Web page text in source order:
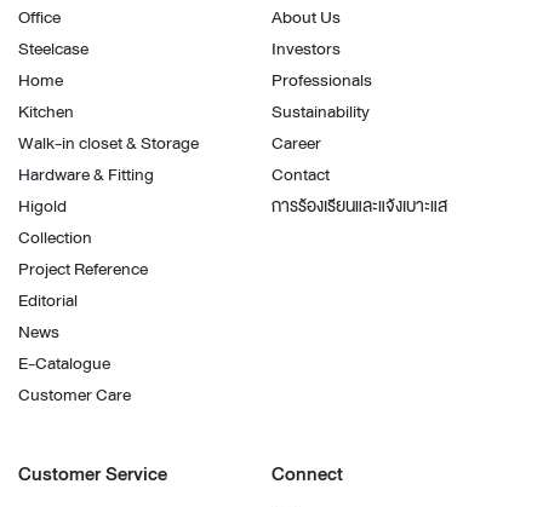
Office
Steelcase
Home
Kitchen
Walk-in closet & Storage
Hardware & Fitting
Higold
Collection
Project Reference
Editorial
News
E-Catalogue
Customer Care
About Us
Investors
Professionals
Sustainability
Career
Contact
การร้องเรียนและแจ้งเบาะแส
Customer Service Connect